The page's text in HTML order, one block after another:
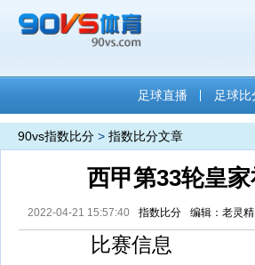
足球直播 足球比
90vs指数比分 > 指数比分文章
西甲第33轮皇
2022-04-21 15:57:40 指数比分 编辑：老灵精
比赛信息